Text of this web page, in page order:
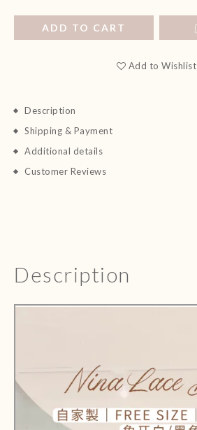
ADD TO CART
Add to Wishlist
Description
Shipping & Payment
Additional details
Customer Reviews
Description